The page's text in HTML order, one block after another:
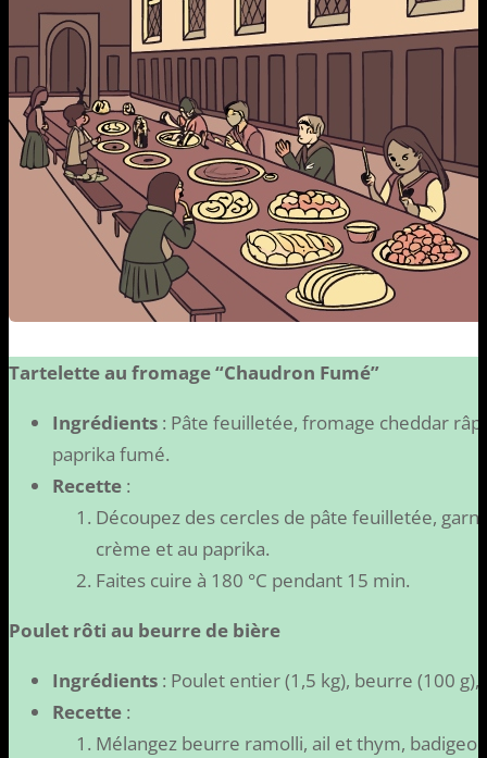
Tartelette au fromage “Chaudron Fumé”
Ingrédients : Pâte feuilletée, fromage cheddar
paprika fumé.
Recette :
Découpez des cercles de pâte feuilletée,
crème et au paprika.
Faites cuire à 180 °C pendant 15 min.
Poulet rôti au beurre de bière
Ingrédients : Poulet entier (1,5 kg), beurre (100
Recette :
Mélangez beurre ramolli, ail et thym,